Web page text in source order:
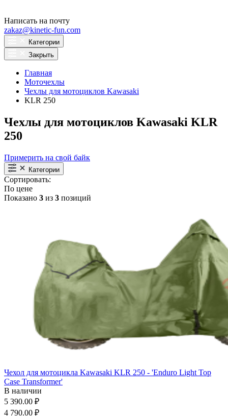
Написать на почту
zakaz@kinetic-fun.com
Категории
Закрыть
Главная
Моточехлы
Чехлы для мотоциклов Kawasaki
KLR 250
Чехлы для мотоциклов Kawasaki KLR
250
Примерить на свой байк
Категории
Сортировать:
По цене
Показано 3 из 3 позиций
Чехол для мотоцикла Kawasaki KLR 250 - 'Enduro Light Top
Case Transformer'
В наличии
5 390.00 ₽
4 790.00 ₽